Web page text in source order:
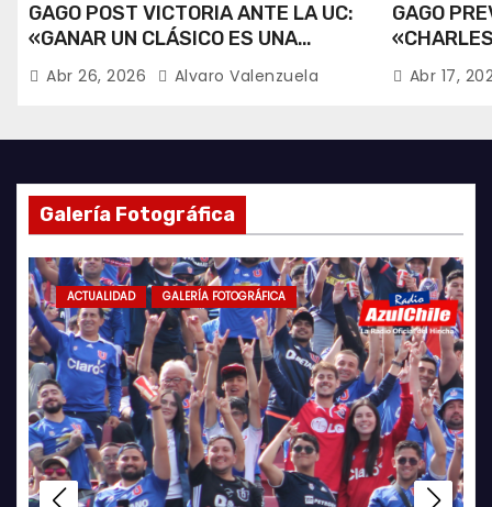
GAGO POST VICTORIA ANTE LA UC:
«GANAR UN CLÁSICO ES UNA
ALEGRÍA».
Abr 26, 2026 Alvaro Valenzuela
GAGO
Abr 17,
Galería Fotográfica
ACTUALIDAD GALERÍA FOTOGRÁFICA
ACTUALIDAD FÚTBOL FEMENINO FUTSAL
ACTUALIDAD AZULES POR EL MUNDO